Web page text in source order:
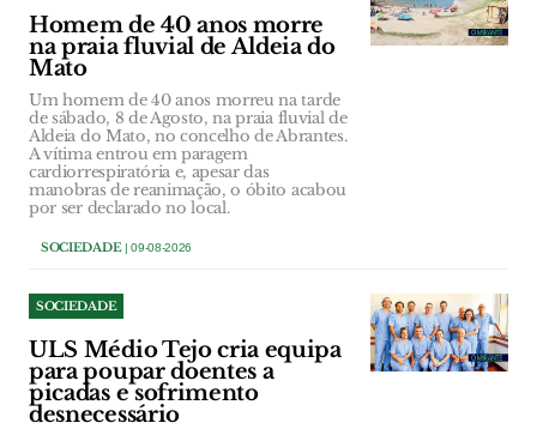
Homem de 40 anos morre
na praia fluvial de Aldeia do
Mato
Um homem de 40 anos morreu na tarde
de sábado, 8 de Agosto, na praia fluvial de
Aldeia do Mato, no concelho de Abrantes.
A vítima entrou em paragem
cardiorrespiratória e, apesar das
manobras de reanimação, o óbito acabou
por ser declarado no local.
SOCIEDADE| 09-08-2026
SOCIEDADE
ULS Médio Tejo cria equipa
para poupar doentes a
picadas e sofrimento
desnecessário